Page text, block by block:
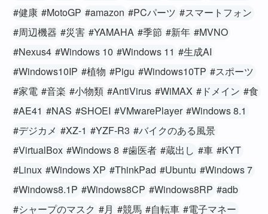
#健康 #MotoGP #amazon #PCパーツ #スマートフォン
#周辺機器 #災害 #YAMAHA #季節 #新年 #MVNO
#Nexus4 #Windows 10 #Windows 11 #生成AI
#Windows10IP #植物 #Pigu #Windows10TP #スポーツ
#家電 #音楽 #小物類 #AntiVirus #WiMAX #ドメイン #食
#AE41 #NAS #SHOEI #VMwarePlayer #Windows 8.1
#デジカメ #XZ-1 #YZF-R3 #バイクのある風景
#VirtualBox #Windows 8 #歯医者 #蔵出し #車 #KYT
#Linux #Windows XP #ThinkPad #Ubuntu #Windows 7
#Windows8.1P #Windows8CP #Windows8RP #adb
#シャープのマスク #月 #競馬 #自転車 #電子マネー